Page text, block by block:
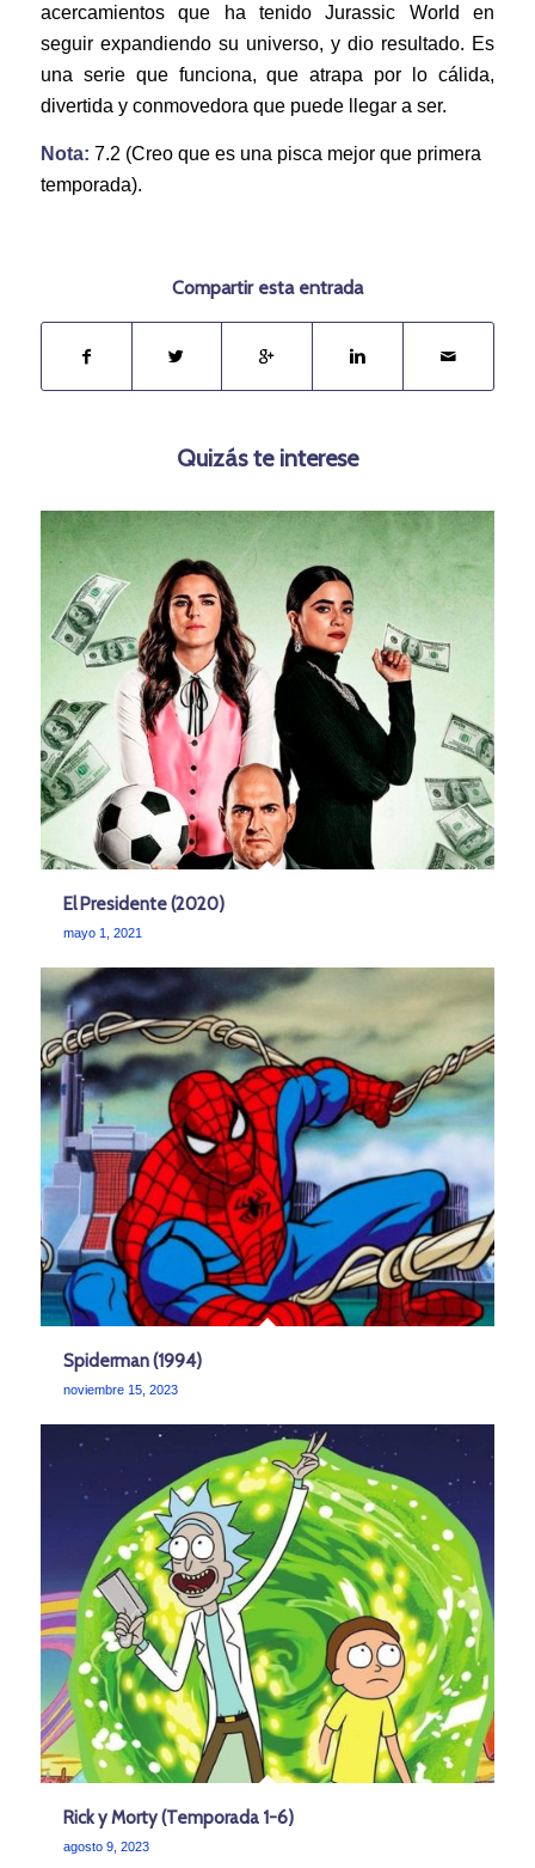
acercamientos que ha tenido Jurassic World en
seguir expandiendo su universo, y dio resultado. Es
una serie que funciona, que atrapa por lo cálida,
divertida y conmovedora que puede llegar a ser.
Nota: 7.2 (Creo que es una pisca mejor que primera
temporada).
Compartir esta entrada
Quizás te interese
El Presidente (2020)
mayo 1, 2021
Spiderman (1994)
noviembre 15, 2023
Rick y Morty (Temporada 1-6)
agosto 9, 2023